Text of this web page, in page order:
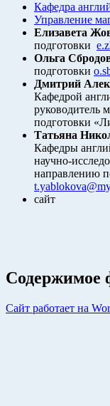
Кафедра
Управление
Елизавета
подготовки
Ольга
подготовки
Дмитрий
Кафедрой
руководитель
подготовки
Татьяна
Кафедры
научно-
направлению
сайт
Содержимое
Сайт работает на